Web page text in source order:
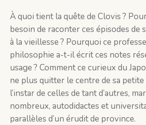
À quoi tient la quête de Clovis ?
besoin de raconter ces épisodes de
à la vieillesse ? Pourquoi ce
philosophie a-t-il écrit ces notes
usage ? Comment ce curieux du
ne plus quitter le centre de sa petite
l’instar de celles de tant d’autres,
nombreux, autodidactes et
parallèles d’un érudit de province.